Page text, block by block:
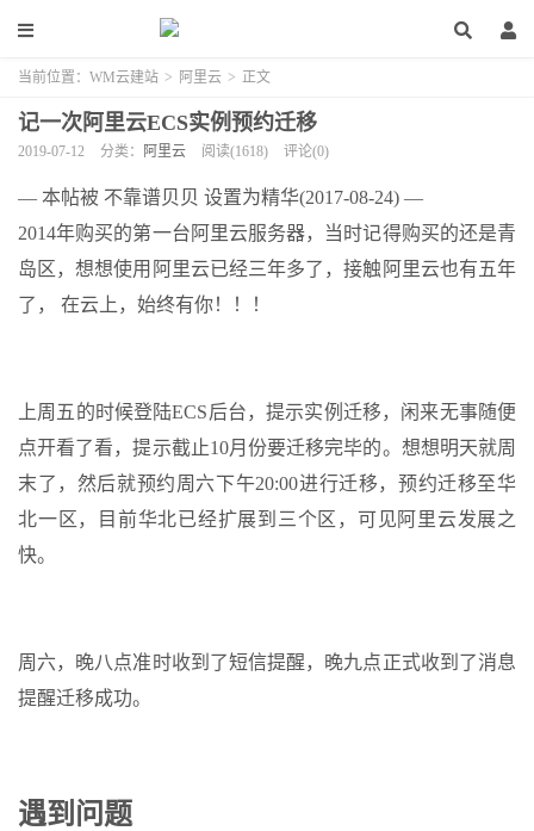
当前位置： WM云建站 > 阿里云 > 正文
记一次阿里云ECS实例预约迁移
2019-07-12 分类： 阿里云 阅读(1618) 评论(0)
— 本帖被 不靠谱贝贝 设置为精华(2017-08-24) —
2014年购买的第一台 阿里云服务器，当时记得购买的还是青
岛区，想想使用 阿里云已经三年多了，接触阿里云也有五年
了， 在云上，始终有你！！！
上周五的时候登陆ECS后台，提示实例迁移，闲来无事随便
点开看了看，提示截止10月份要迁移完毕的。想想明天就周
末了，然后就预约周六下午20:00进行迁移，预约迁移至华
北一区，目前华北已经扩展到三个区，可见阿里云发展之
快。
周六，晚八点准时收到了短信提醒，晚九点正式收到了消息
提醒迁移成功。
遇到 问题